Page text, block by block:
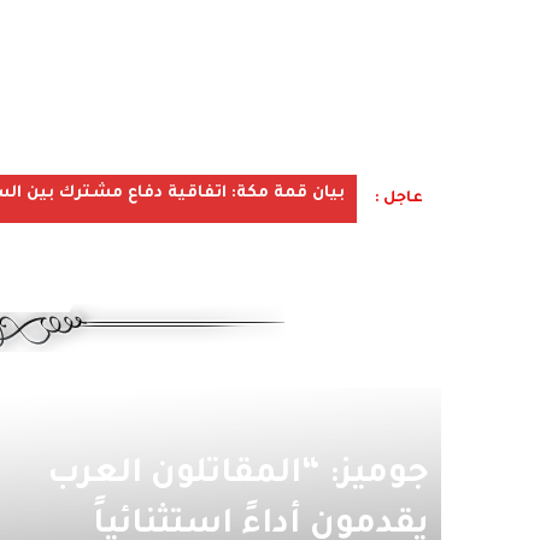
عاجل : بيان قمة مكة: اتفاقية دفاع مشترك بين
جوميز: “المقاتلون العرب
يقدمون أداءً استثنائياً